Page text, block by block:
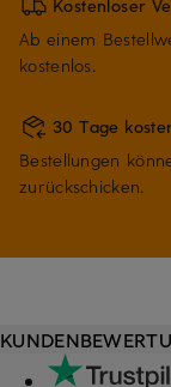
Kostenloser
Ab einem
kostenlos.
30 Tage
Bestellungen
zurückschicken.